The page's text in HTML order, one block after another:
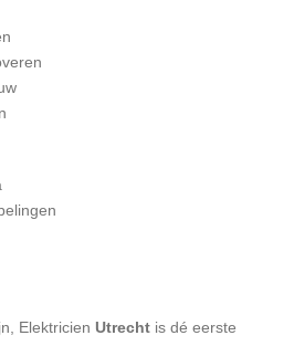
Elektricien Utrecht is dé eerste